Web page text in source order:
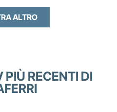
ALTRO
PIÙ RECENTI DI